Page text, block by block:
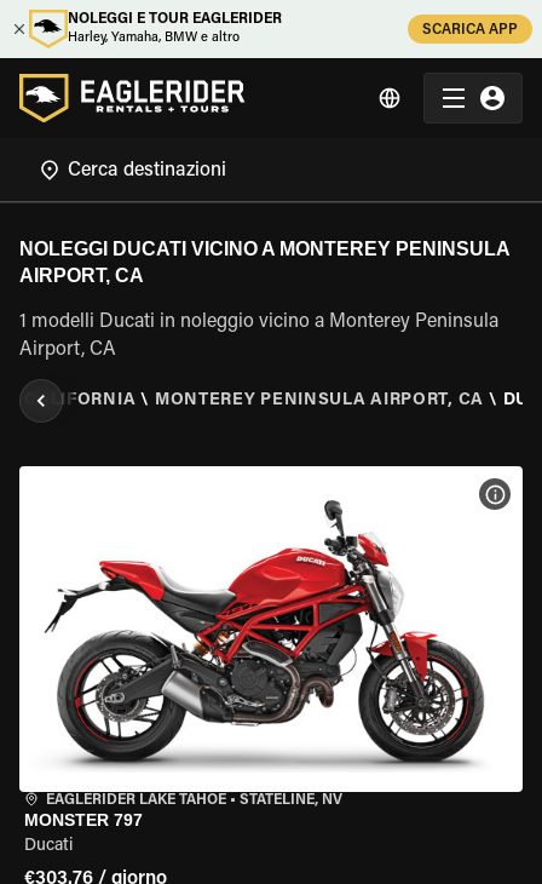
NOLEGGI E TOUR EAGLERIDER
Harley, Yamaha, BMW e altro
SCARICA APP
NOLEGGI DUCATI VICINO A MONTEREY PENINSULA
AIRPORT, CA
1 modelli Ducati in noleggio vicino a Monterey Peninsula
Airport, CA
\ CALIFORNIA \ MONTEREY PENINSULA AIRPORT, CA \
EAGLERIDER LAKE TAHOE • STATELINE, NV
MONSTER 797
Ducati
€303.76 / giorno